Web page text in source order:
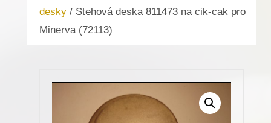
desky / Stehová deska 811473 na cik-cak pro
Minerva (72113)